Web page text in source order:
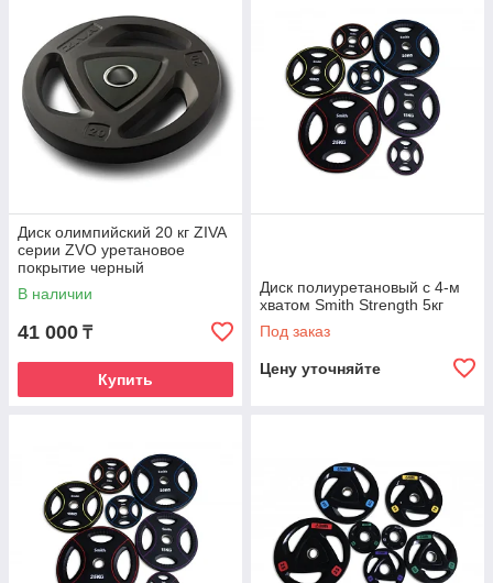
Диск олимпийский 20 кг ZIVA
серии ZVO уретановое
покрытие черный
В наличии
41 000 ₸
Купить
Диск полиуретановый c 4-м
хватом Smith Strength 5кг
Под заказ
Цену уточняйте